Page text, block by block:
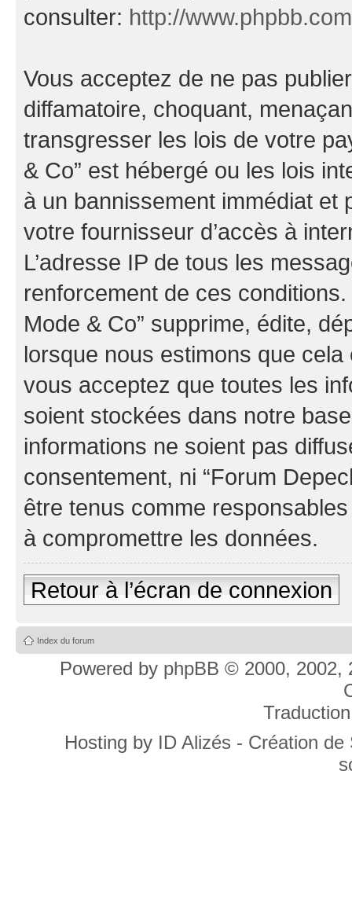
consulter: http://
Vous acceptez de ne pas
diffamatoire, choquant,
transgresser les lois de votre
& Co” est hébergé ou les lois
à un bannissement immédiat et
votre fournisseur d’accès à
L’adresse IP de tous les
renforcement de ces
Mode & Co” supprime, édite,
lorsque nous estimons que cela
vous acceptez que toutes les
soient stockées dans notre
informations ne soient pas
consentement, ni “Forum
être tenus comme
à compromettre les données.
Retour à l’écran de connexion
Index du forum
Powered by phpBB © 2000, 2002,
Hosting by ID Alizés - Création